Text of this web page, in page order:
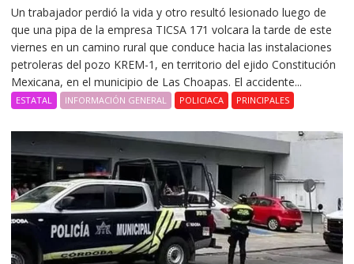
Un trabajador perdió la vida y otro resultó lesionado luego de
que una pipa de la empresa TICSA 171 volcara la tarde de este
viernes en un camino rural que conduce hacia las instalaciones
petroleras del pozo KREM-1, en territorio del ejido Constitución
Mexicana, en el municipio de Las Choapas. El accidente...
ESTATAL INFORMACIÓN GENERAL POLICIACA PRINCIPALES